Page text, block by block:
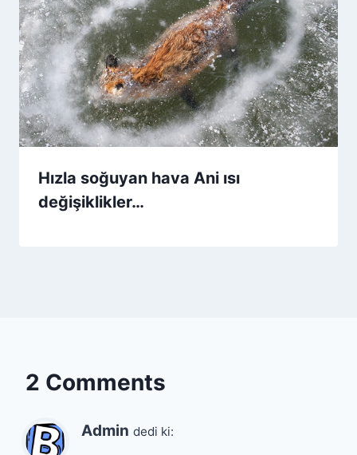
Hızla soğuyan hava Ani ısı
değişiklikler…
2 Comments
Admin dedi ki: